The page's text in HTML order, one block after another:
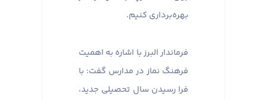
بهره‌برداری کنیم.
فرماندار البرز با اشاره به اهمیت
فرهنگ نماز در مدارس گفت: با
فرا رسیدن سال تحصیلی جدید،